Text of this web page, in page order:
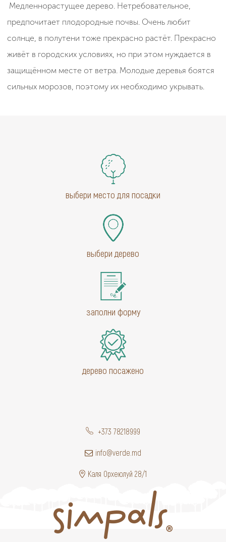
Медленнорастущее дерево. Нетребовательное,
предпочитает плодородные почвы. Очень любит
солнце, в полутени тоже прекрасно растёт. Прекрасно
живёт в городских условиях, но при этом нуждается в
защищённом месте от ветра. Молодые деревья боятся
сильных морозов, поэтому их необходимо укрывать.
выбери место для посадки
выбери дерево
заполни форму
дерево посажено
+373 78218999
info@verde.md
Каля Орхеюлуй 28/1